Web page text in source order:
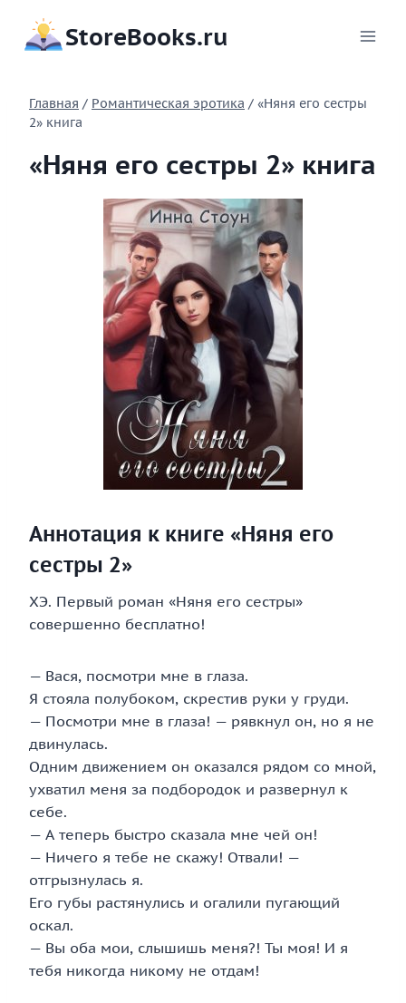
содержимому
StoreBooks.ru
Главная / Романтическая эротика / «Няня его сестры
2» книга
«Няня его сестры 2» книга
Аннотация к книге «Няня его
сестры 2»
ХЭ. Первый роман «Няня его сестры»
совершенно бесплатно!
— Вася, посмотри мне в глаза.
Я стояла полубоком, скрестив руки у груди.
— Посмотри мне в глаза! — рявкнул он, но я не
двинулась.
Одним движением он оказался рядом со мной,
ухватил меня за подбородок и развернул к
себе.
— А теперь быстро сказала мне чей он!
— Ничего я тебе не скажу! Отвали! —
отгрызнулась я.
Его губы растянулись и огалили пугающий
оскал.
— Вы оба мои, слышишь меня?! Ты моя! И я
тебя никогда никому не отдам!